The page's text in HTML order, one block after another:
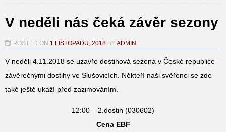
V neděli nás čeká závěr sezony
POSTED ON 1 LISTOPADU, 2018 BYADMIN
V neděli 4.11.2018 se uzavře dostihová sezona v České republice
závěrečnými dostihy ve Slušovicích. Někteří naši svěřenci se zde
také ještě ukáží před zazimováním.
12:00 – 2.dostih (030602)
Cena EBF